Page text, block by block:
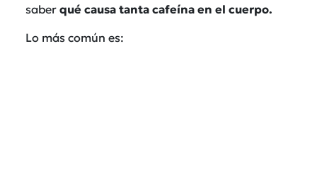
saber qué causa tanta cafeína en el cuerpo.
Lo más común es: